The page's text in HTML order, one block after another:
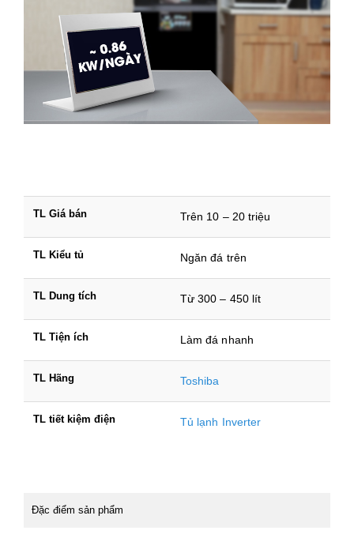
TL Giá bán Trên 10 – 20 triệu
TL Kiểu tủ Ngăn đá trên
TL Dung tích Từ 300 – 450 lít
TL Tiện ích Làm đá nhanh
TL Hãng Toshiba
TL tiết kiệm điện Tủ lạnh Inverter
Đặc điểm sản phẩm